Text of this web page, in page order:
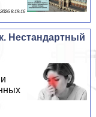
8:19:16
Нестандартный